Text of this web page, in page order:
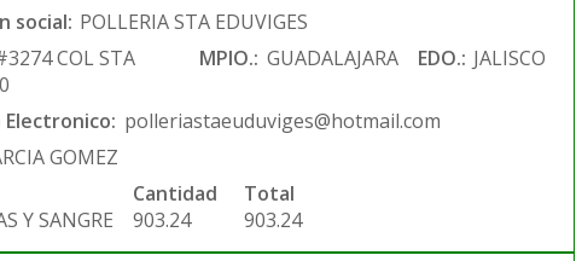
social: POLLERIA STA EDUVIGES
COL STA
MPIO.: GUADALAJARA EDO.: JALISCO
Electronico: polleriastaeuduviges@hotmail.com
GOMEZ
Y SANGRE
Cantidad
903.24
Total
903.24